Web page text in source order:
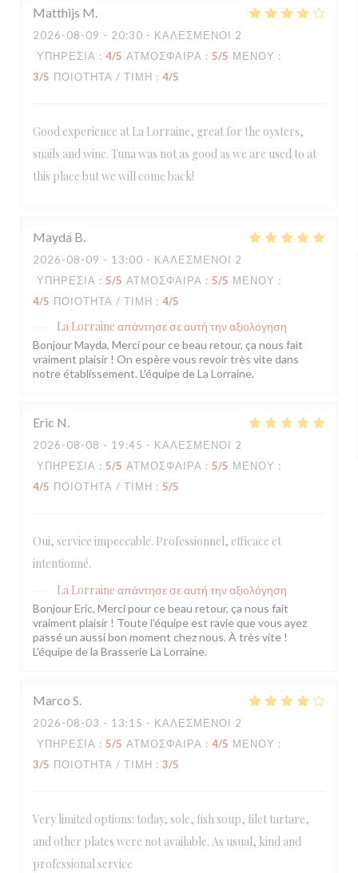
Matthijs M
2026-08-09 - 20:30 - ΚΑΛΕΣΜΈΝΟΙ 2
ΥΠΗΡΕΣΊΑ : 4/5 ΑΤΜΌΣΦΑΙΡΑ : 5/5 ΜΕΝΟΎ :
3/5 ΠΟΙΌΤΗΤΑ / ΤΙΜΉ : 4/5
Good experience at La Lorraine, great for the oysters,
snails and wine. Tuna was not as good as we are used to at
this place but we will come back!
Mayda B
2026-08-09 - 13:00 - ΚΑΛΕΣΜΈΝΟΙ 2
ΥΠΗΡΕΣΊΑ : 5/5 ΑΤΜΌΣΦΑΙΡΑ : 5/5 ΜΕΝΟΎ :
4/5 ΠΟΙΌΤΗΤΑ / ΤΙΜΉ : 4/5
La Lorraine απάντησε σε αυτή την αξιολόγηση
Bonjour Mayda, Merci pour ce beau retour, ça nous fait
vraiment plaisir ! On espère vous revoir très vite dans
notre établissement. L'équipe de La Lorraine.
Eric N
2026-08-08 - 19:45 - ΚΑΛΕΣΜΈΝΟΙ 2
ΥΠΗΡΕΣΊΑ : 5/5 ΑΤΜΌΣΦΑΙΡΑ : 5/5 ΜΕΝΟΎ :
4/5 ΠΟΙΌΤΗΤΑ / ΤΙΜΉ : 5/5
Oui, service impeccable. Professionnel, efficace et
intentionné.
La Lorraine απάντησε σε αυτή την αξιολόγηση
Bonjour Eric, Merci pour ce beau retour, ça nous fait
vraiment plaisir ! Toute l'équipe est ravie que vous ayez
passé un aussi bon moment chez nous. À très vite !
L'équipe de la Brasserie La Lorraine.
Marco S
2026-08-03 - 13:15 - ΚΑΛΕΣΜΈΝΟΙ 2
ΥΠΗΡΕΣΊΑ : 5/5 ΑΤΜΌΣΦΑΙΡΑ : 4/5 ΜΕΝΟΎ :
3/5 ΠΟΙΌΤΗΤΑ / ΤΙΜΉ : 3/5
Very limited options: today, sole, fish soup, filet tartare,
and other plates were not available. As usual, kind and
professional service